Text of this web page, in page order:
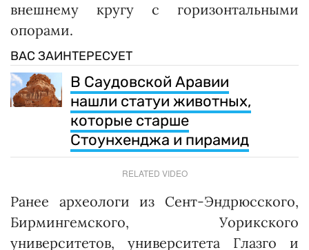
внешнему кругу с горизонтальными
опорами.
ВАС ЗАИНТЕРЕСУЕТ
В Саудовской Аравии
нашли статуи животных,
которые старше
Стоунхенджа и пирамид
RELATED VIDEO
Ранее археологи из Сент-Эндрюсского,
Бирмингемского, Уорикского
университетов, университета Глазго и